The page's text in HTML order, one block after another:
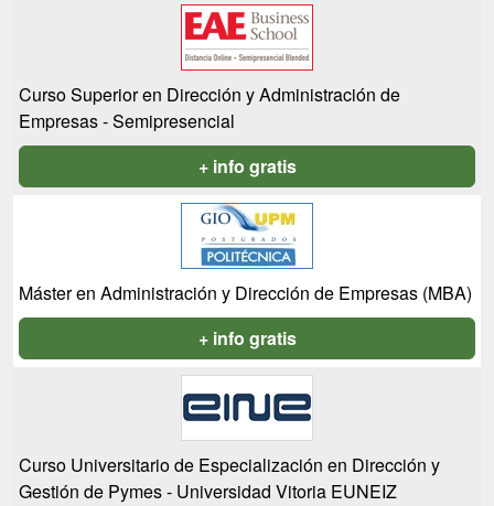
Curso Superior en Dirección y Administración de
Empresas - Semipresencial
+ info gratis
Máster en Administración y Dirección de Empresas (MBA)
+ info gratis
Curso Universitario de Especialización en Dirección y
Gestión de Pymes - Universidad Vitoria EUNEIZ